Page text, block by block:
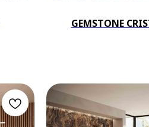
GEMSTONE